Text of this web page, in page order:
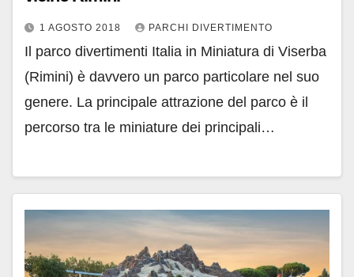
1 AGOSTO 2018 PARCHI DIVERTIMENTO
Il parco divertimenti Italia in Miniatura di Viserba
(Rimini) è davvero un parco particolare nel suo
genere. La principale attrazione del parco è il
percorso tra le miniature dei principali…